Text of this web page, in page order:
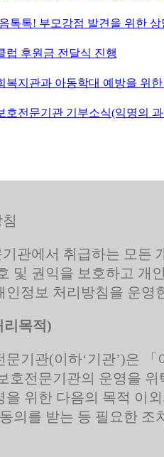
톡톡! 부모강점 발견을 위한
럽 후원금 전달식 진행
복지관과 아동학대 예방을 위
호전문기관 기부소식(익명의
관에서 취급하는 모든
및 권익을 보호하고 개
인정보 처리방침을 운영
리목적)
기관(이하‘기관’)은
호전문기관의 운영을
을 위한 다음의 목적 이
의를 받는 등 필요한